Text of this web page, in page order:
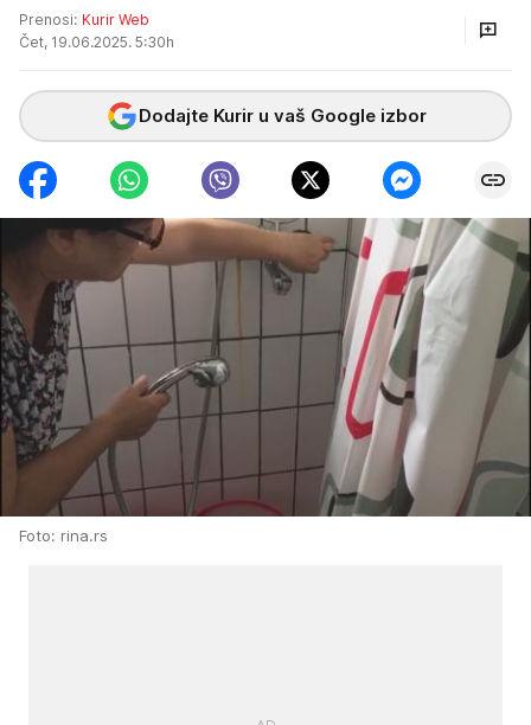
Prenosi: Kurir Web
Čet, 19.06.2025. 5:30h
Dodajte Kurir u vaš Google izbor
Foto: rina.rs